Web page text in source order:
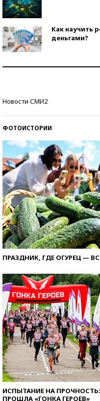
Как научить
деньгами?
Новости СМИ2
ФОТОИСТОРИИ
ПРАЗДНИК, ГДЕ ОГУРЕЦ —
ИСПЫТАНИЕ НА
ПРОШЛА «ГОНКА ГЕРОЕВ»